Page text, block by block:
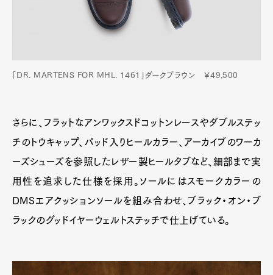
「DR. MARTENS FOR MHL. 1461」ダークブラウン ￥49,500
さらに、フラットなアンワックスドコットンレースやダブルステッ
チのトウキャップ、パッド入りヒールカラー、アーカイブのワーカ
ーズシューズを参照したレザー製ヒールタブなど、細部まで実
用性を追求した仕様を採用。ソールにはスモークカラーの
DMSエアクッションソールを組み合わせ、ブラック・オン・ブ
ラックのグッドイヤーウェルトステッチで仕上げている。